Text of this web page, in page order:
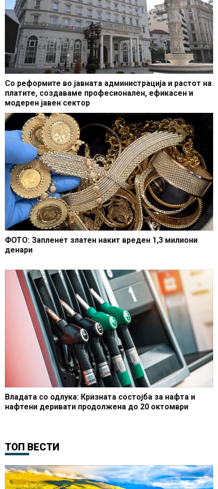
Со реформите во јавната администрација и растот на
платите, создаваме професионален, ефикасен и
модерен јавен сектор
ФОТО: Запленет златен накит вреден 1,3 милиони
денари
Владата со одлука: Кризната состојба за нафта и
нафтени деривати продолжена до 20 октомври
ТОП ВЕСТИ